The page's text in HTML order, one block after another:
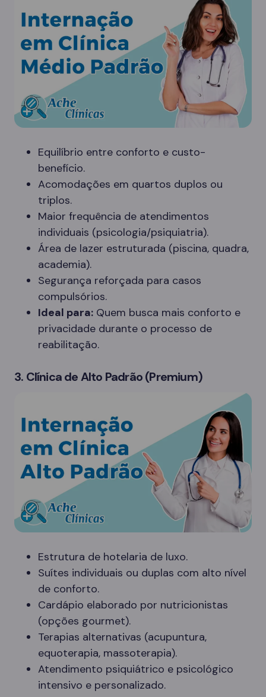
Equilíbrio entre conforto e custo-
benefício.
Acomodações em quartos duplos ou
triplos.
Maior frequência de atendimentos
individuais (psicologia/psiquiatria).
Área de lazer estruturada (piscina, quadra,
academia).
Segurança reforçada para casos
compulsórios.
Ideal para: Quem busca mais conforto e
privacidade durante o processo de
reabilitação.
3. Clínica de Alto Padrão (Premium)
Estrutura de hotelaria de luxo.
Suítes individuais ou duplas com alto nível
de conforto.
Cardápio elaborado por nutricionistas
(opções gourmet).
Terapias alternativas (acupuntura,
equoterapia, massoterapia).
Atendimento psiquiátrico e psicológico
intensivo e personalizado.